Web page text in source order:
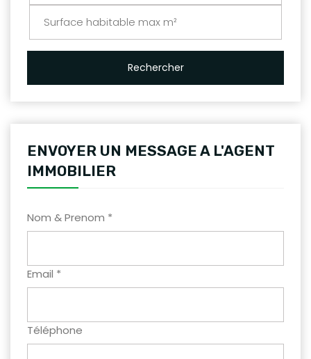
Rechercher
ENVOYER UN MESSAGE A L'AGENT
IMMOBILIER
Nom & Prenom *
Email *
Téléphone